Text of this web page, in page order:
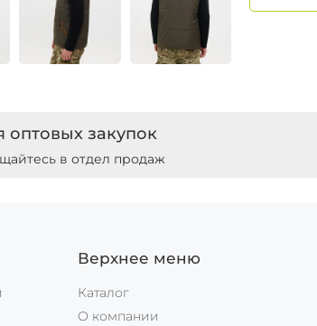
оптовых закупок
в отдел продаж
Верхнее меню
Каталог
О компании